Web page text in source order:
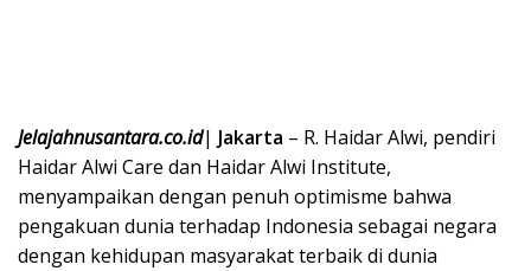
Jelajahnusantara.co.id| Jakarta – R. Haidar Alwi, pendiri
Haidar Alwi Care dan Haidar Alwi Institute,
menyampaikan dengan penuh optimisme bahwa
pengakuan dunia terhadap Indonesia sebagai negara
dengan kehidupan masyarakat terbaik di dunia